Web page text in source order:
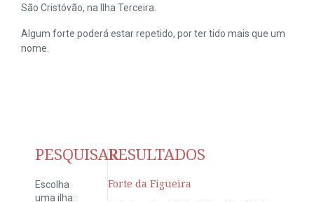
São Cristóvão, na Ilha Terceira.
Algum forte poderá estar repetido, por ter tido mais que um
nome.
PESQUISAR
Escolha
uma ilha:
RESULTADOS
Forte da Figueira